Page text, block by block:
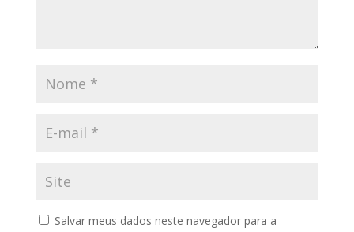
Salvar meus dados neste navegador para a